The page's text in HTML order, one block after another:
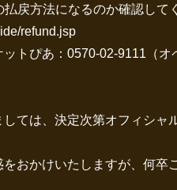
戻方法になるのか確認して
refund.jsp
ットぴあ：0570-02-9111（オ
ては、決定次第オフィシャ
おかけいたしますが、何卒